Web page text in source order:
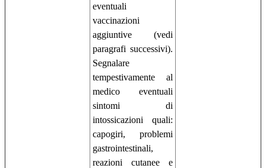
eventuali
vaccinazioni
aggiuntive (vedi
paragrafi successivi).
Segnalare
tempestivamente al
medico eventuali
sintomi di
intossicazioni quali:
capogiri, problemi
gastrointestinali,
reazioni cutanee e